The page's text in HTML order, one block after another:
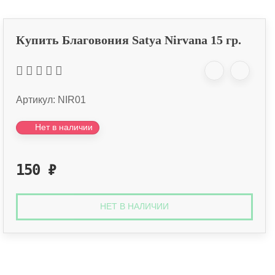
Купить Благовония Satya Nirvana 15 гр.
Артикул: NIR01
Нет в наличии
150 ₽
НЕТ В НАЛИЧИИ